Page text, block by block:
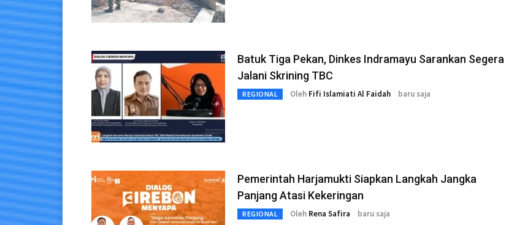
Batuk Tiga Pekan, Dinkes Indramayu Sarankan Segera
Jalani Skrining TBC
REGIONAL Oleh Fifi Islamiati Al Faidah baru saja
Pemerintah Harjamukti Siapkan Langkah Jangka
Panjang Atasi Kekeringan
REGIONAL Oleh Rena Safira baru saja